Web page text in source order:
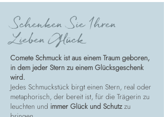
Schenken Sie Ihren
Lieben Glück
Comete Schmuck ist aus einem Traum geboren,
in dem jeder Stern zu einem Glücksgeschenk
wird.
Jedes Schmuckstück birgt einen Stern, real oder
metaphorisch, der bereit ist, für die Trägerin zu
leuchten und immer Glück und Schutzzu